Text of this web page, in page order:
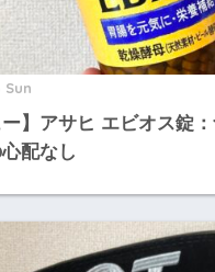
Sun
ー】アサヒ エビオス錠
配なし